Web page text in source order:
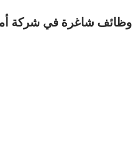
وظائف شاغرة في شركة